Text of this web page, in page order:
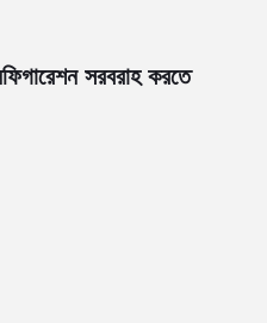
সরবরাহ করতে